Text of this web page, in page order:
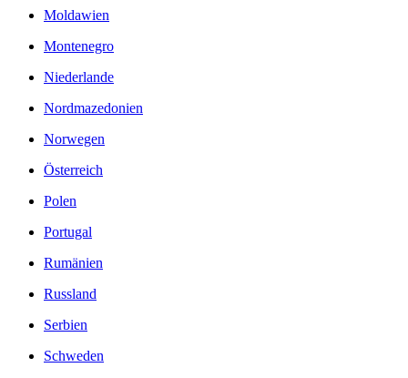
Moldawien
Montenegro
Niederlande
Nordmazedonien
Norwegen
Österreich
Polen
Portugal
Rumänien
Russland
Serbien
Schweden